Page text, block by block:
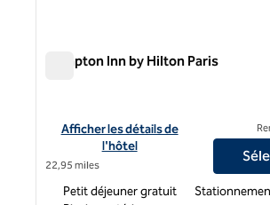
Hampton Inn by Hilton Paris
Afficher les détails de l'hôtel Hampton
Afficher les détails de
l'hôtel
22,95 miles
Petit déjeuner gratuit